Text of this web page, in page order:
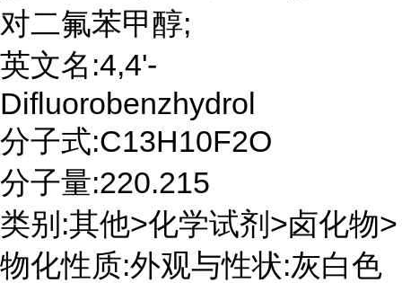
对二氟苯甲醇;
英文名:4,4'-
Difluorobenzhydrol
分子式:C13H10F2O
分子量:220.215
类别:其他>化学试剂>卤化物>
物化性质:外观与性状:灰白色